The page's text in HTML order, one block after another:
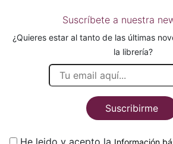
Suscríbete a nuestra
¿Quieres estar al tanto de las últimas
la librería?
Suscribirme